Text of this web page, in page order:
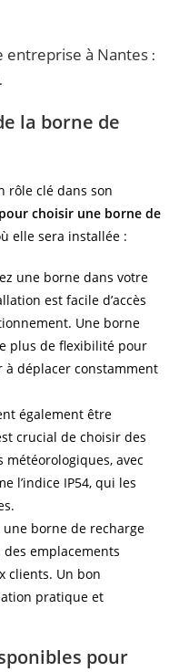
entreprise à Nantes :
la borne de
rôle clé dans son
choisir une borne de
elle sera installée :
une borne dans votre
est facile d’accès
Une borne
plus de flexibilité pour
à déplacer constamment
également être
crucial de choisir des
avec
l’indice IP54, qui les
une borne de recharge
emplacements
clients. Un bon
pratique et
pour